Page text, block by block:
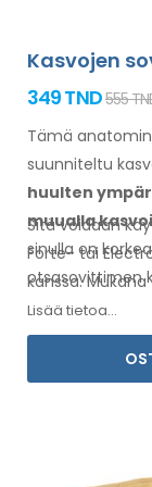
Kasvojen
349 TND555
Tämä
suunniteltu
huulten
muualla
sinulla on
otsasovittimen
Sitä voidaan
Forte- tai
kanssa.
Lisää tietoa...